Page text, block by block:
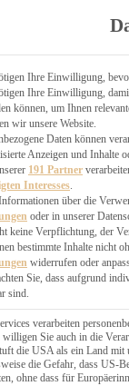
KÄSEKUCHEN
Ihre Einwilligung,
Ihre Einwilligung,
können, um Ihnen
wir unsere Website.
Daten können
Anzeigen und Inhalte
191 Partner
Interesses.
über die
oder in unserer
keine Verpflichtung, der
bestimmte Inhalte nicht
widerrufen oder
Sie, dass aufgrund
sind.
verarbeiten
willigen Sie auch in die
die USA als ein Land mit
die Gefahr, dass US-
ohne dass für